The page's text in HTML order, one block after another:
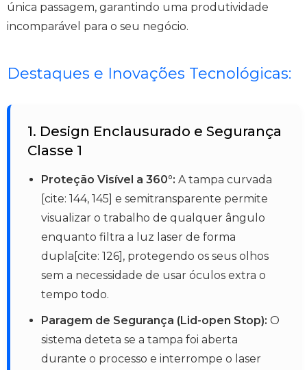
única passagem, garantindo uma produtividade
incomparável para o seu negócio.
Destaques e Inovações Tecnológicas:
1. Design Enclausurado e Segurança
Classe 1
Proteção Visível a 360°: A tampa curvada
[cite: 144, 145] e semitransparente permite
visualizar o trabalho de qualquer ângulo
enquanto filtra a luz laser de forma
dupla[cite: 126], protegendo os seus olhos
sem a necessidade de usar óculos extra o
tempo todo.
Paragem de Segurança (Lid-open Stop): O
sistema deteta se a tampa foi aberta
durante o processo e interrompe o laser